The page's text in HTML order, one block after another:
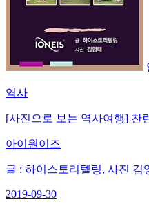
역사
[사진으로 보는 역사여행] 찬
아이원이즈
글 : 하이스토리텔링, 사진 김
2019-09-30